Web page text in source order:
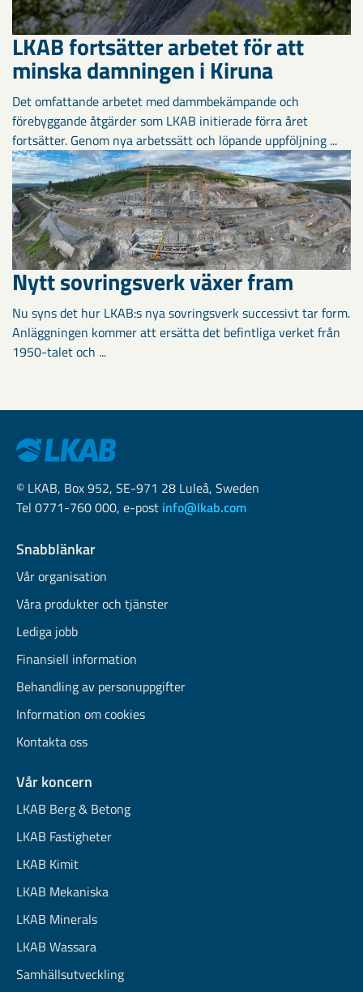
LKAB fortsätter arbetet för att
minska damningen i Kiruna
Det omfattande arbetet med dammbekämpande och
förebyggande åtgärder som LKAB initierade förra året
fortsätter. Genom nya arbetssätt och löpande uppföljning ...
Nytt sovringsverk växer fram
Nu syns det hur LKAB:s nya sovringsverk successivt tar form.
Anläggningen kommer att ersätta det befintliga verket från
1950-talet och ...
© LKAB, Box 952, SE-971 28 Luleå, Sweden
Tel 0771-760 000, e-post info@lkab.com
Snabblänkar
Vår organisation
Våra produkter och tjänster
Lediga jobb
Finansiell information
Behandling av personuppgifter
Information om cookies
Kontakta oss
Vår koncern
LKAB Berg & Betong
LKAB Fastigheter
LKAB Kimit
LKAB Mekaniska
LKAB Minerals
LKAB Wassara
Samhällsutveckling